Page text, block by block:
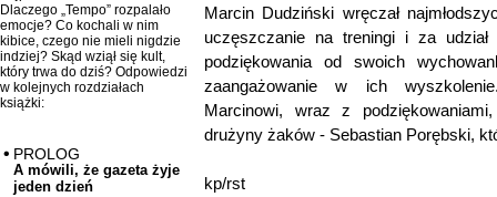
Dlaczego „Tempo” rozpalało
emocje? Co kochali w nim
kibice, czego nie mieli nigdzie
indziej? Skąd wziął się kult,
który trwa do dziś? Odpowiedzi
w kolejnych rozdziałach
książki:
PROLOG
A mówili, że gazeta żyje
jeden dzień
Marcin Dudziński wręczał
uczęszczanie na treningi i za
podziękowania od swoich
zaangażowanie w ich
Marcinowi, wraz z
drużyny żaków - Sebastian Porębski,
kp/rst